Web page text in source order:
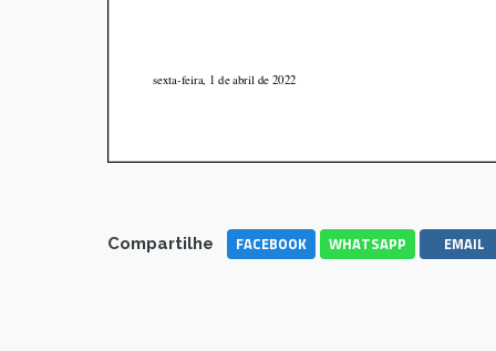
Compartilhe FACEBOOK WHATSAPP EMAIL